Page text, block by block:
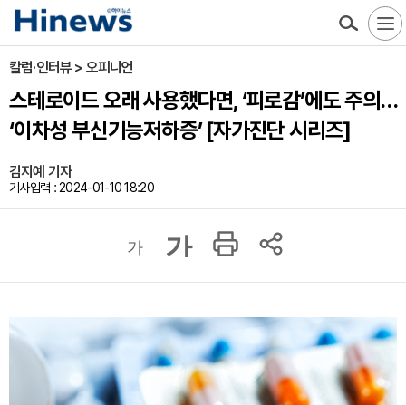
칼럼·인터뷰 > 오피니언
스테로이드 오래 사용했다면, ‘피로감’에도 주의…
‘이차성 부신기능저하증’ [자가진단 시리즈]
김지예 기자
기사입력 : 2024-01-10 18:20
가 가